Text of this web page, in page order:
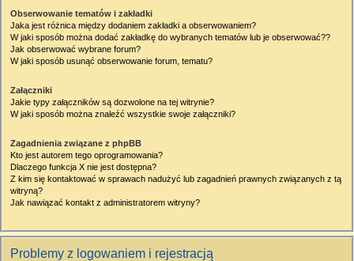
Obserwowanie tematów i zakładki
Jaka jest różnica między dodaniem zakładki a obserwowaniem?
W jaki sposób można dodać zakładkę do wybranych tematów lub je obserwować??
Jak obserwować wybrane forum?
W jaki sposób usunąć obserwowanie forum, tematu?
Załączniki
Jakie typy załączników są dozwolone na tej witrynie?
W jaki sposób można znaleźć wszystkie swoje załączniki?
Zagadnienia związane z phpBB
Kto jest autorem tego oprogramowania?
Dlaczego funkcja X nie jest dostępna?
Z kim się kontaktować w sprawach nadużyć lub zagadnień prawnych związanych z tą
witryną?
Jak nawiązać kontakt z administratorem witryny?
Problemy z logowaniem i rejestracją